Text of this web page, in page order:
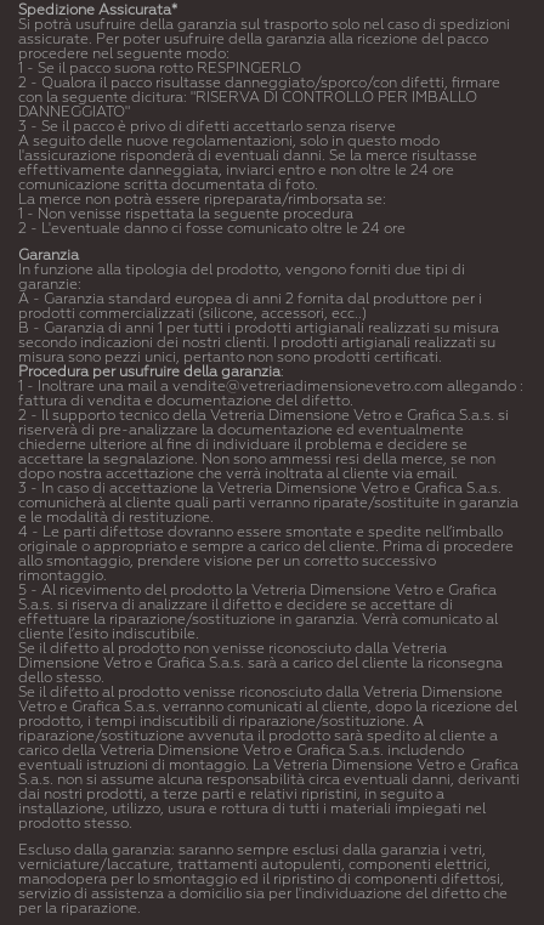
Spedizione Assicurata*
Si potrà usufruire della garanzia sul trasporto solo nel caso di spedizioni
assicurate. Per poter usufruire della garanzia alla ricezione del pacco
procedere nel seguente modo:
1 - Se il pacco suona rotto RESPINGERLO
2 - Qualora il pacco risultasse danneggiato/sporco/con difetti, firmare
con la seguente dicitura: "RISERVA DI CONTROLLO PER IMBALLO
DANNEGGIATO"
3 - Se il pacco è privo di difetti accettarlo senza riserve
A seguito delle nuove regolamentazioni, solo in questo modo
l'assicurazione risponderà di eventuali danni. Se la merce risultasse
effettivamente danneggiata, inviarci entro e non oltre le 24 ore
comunicazione scritta documentata di foto.
La merce non potrà essere ripreparata/rimborsata se:
1 - Non venisse rispettata la seguente procedura
2 - L'eventuale danno ci fosse comunicato oltre le 24 ore
Garanzia
In funzione alla tipologia del prodotto, vengono forniti due tipi di
garanzie:
A - Garanzia standard europea di anni 2 fornita dal produttore per i
prodotti commercializzati (silicone, accessori, ecc..)
B - Garanzia di anni 1 per tutti i prodotti artigianali realizzati su misura
secondo indicazioni dei nostri clienti. I prodotti artigianali realizzati su
misura sono pezzi unici, pertanto non sono prodotti certificati.
Procedura per usufruire della garanzia:
1 - Inoltrare una mail a vendite@vetreriadimensionevetro.com allegando :
fattura di vendita e documentazione del difetto.
2 - Il supporto tecnico della Vetreria Dimensione Vetro e Grafica S.a.s. si
riserverà di pre-analizzare la documentazione ed eventualmente
chiederne ulteriore al fine di individuare il problema e decidere se
accettare la segnalazione. Non sono ammessi resi della merce, se non
dopo nostra accettazione che verrà inoltrata al cliente via email.
3 - In caso di accettazione la Vetreria Dimensione Vetro e Grafica S.a.s.
comunicherà al cliente quali parti verranno riparate/sostituite in garanzia
e le modalità di restituzione.
4 - Le parti difettose dovranno essere smontate e spedite nell’imballo
originale o appropriato e sempre a carico del cliente. Prima di procedere
allo smontaggio, prendere visione per un corretto successivo
rimontaggio.
5 - Al ricevimento del prodotto la Vetreria Dimensione Vetro e Grafica
S.a.s. si riserva di analizzare il difetto e decidere se accettare di
effettuare la riparazione/sostituzione in garanzia. Verrà comunicato al
cliente l’esito indiscutibile.
Se il difetto al prodotto non venisse riconosciuto dalla Vetreria
Dimensione Vetro e Grafica S.a.s. sarà a carico del cliente la riconsegna
dello stesso.
Se il difetto al prodotto venisse riconosciuto dalla Vetreria Dimensione
Vetro e Grafica S.a.s. verranno comunicati al cliente, dopo la ricezione del
prodotto, i tempi indiscutibili di riparazione/sostituzione. A
riparazione/sostituzione avvenuta il prodotto sarà spedito al cliente a
carico della Vetreria Dimensione Vetro e Grafica S.a.s. includendo
eventuali istruzioni di montaggio. La Vetreria Dimensione Vetro e Grafica
S.a.s. non si assume alcuna responsabilità circa eventuali danni, derivanti
dai nostri prodotti, a terze parti e relativi ripristini, in seguito a
installazione, utilizzo, usura e rottura di tutti i materiali impiegati nel
prodotto stesso.
Escluso dalla garanzia: saranno sempre esclusi dalla garanzia i vetri,
verniciature/laccature, trattamenti autopulenti, componenti elettrici,
manodopera per lo smontaggio ed il ripristino di componenti difettosi,
servizio di assistenza a domicilio sia per l'individuazione del difetto che
per la riparazione.